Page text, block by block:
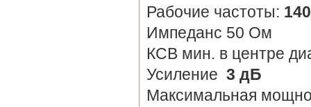
Рабочие частоты:
Импеданс 50 Ом
КСВ мин. в центре
Усиление 3 дБ
Максимальная